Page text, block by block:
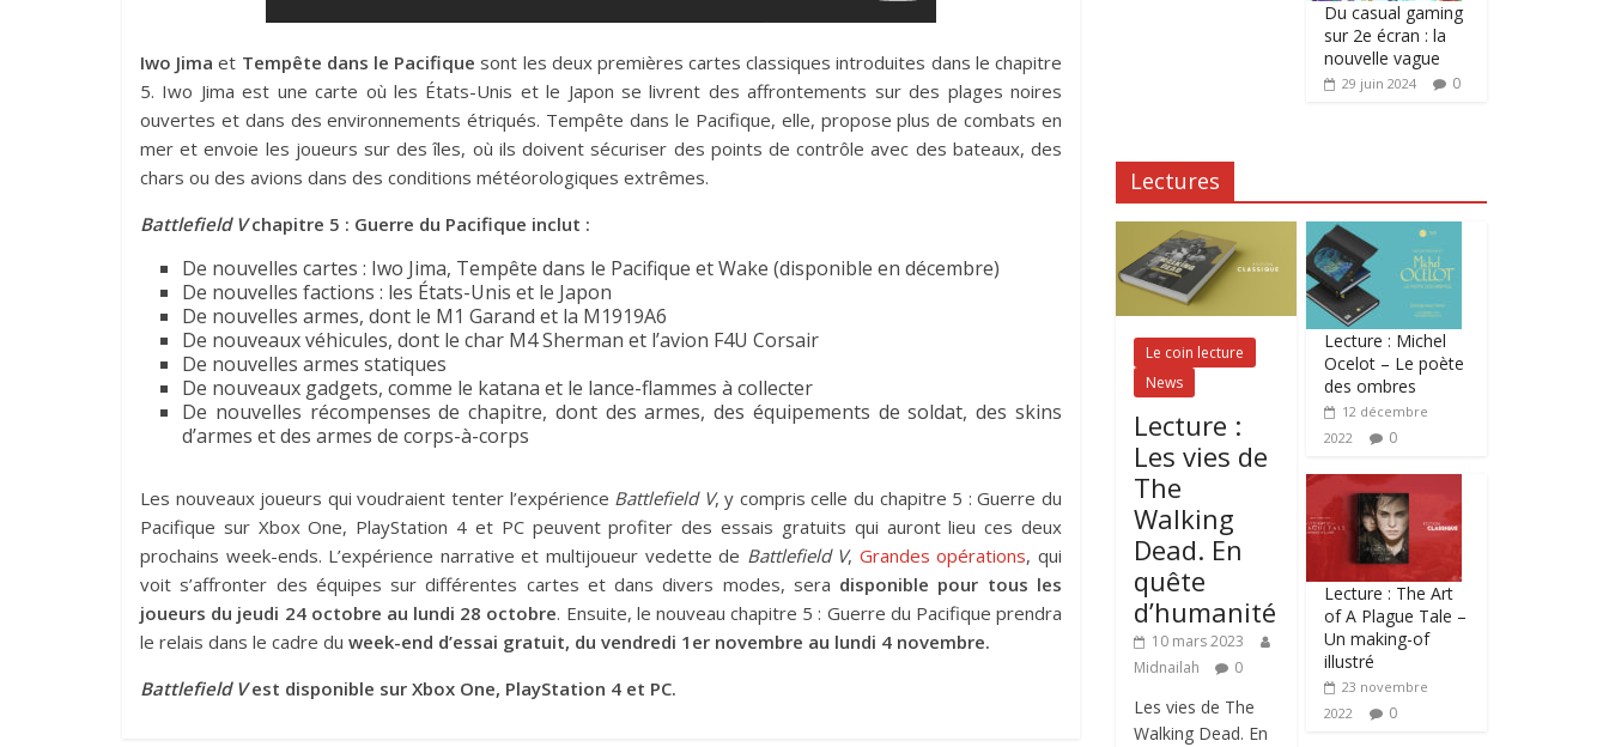
Iwo Jima et Tempête dans le Pacifique sont les deux premières cartes classiques introduites dans le chapitre
5. Iwo Jima est une carte où les États-Unis et le Japon se livrent des affrontements sur des plages noires
ouvertes et dans des environnements étriqués. Tempête dans le Pacifique, elle, propose plus de combats en
mer et envoie les joueurs sur des îles, où ils doivent sécuriser des points de contrôle avec des bateaux, des
chars ou des avions dans des conditions météorologiques extrêmes.
Battlefield Vchapitre 5 : Guerre du Pacifique inclut :
De nouvelles cartes : Iwo Jima, Tempête dans le Pacifique et Wake (disponible en décembre)
De nouvelles factions : les États-Unis et le Japon
De nouvelles armes, dont le M1 Garand et la M1919A6
De nouveaux véhicules, dont le char M4 Sherman et l’avion F4U Corsair
De nouvelles armes statiques
De nouveaux gadgets, comme le katana et le lance-flammes à collecter
De nouvelles récompenses de chapitre, dont des armes, des équipements de soldat, des skins
d’armes et des armes de corps-à-corps
Les nouveaux joueurs qui voudraient tenter l’expérience Battlefield V, y compris celle du chapitre 5 : Guerre du
Pacifique sur Xbox One, PlayStation 4 et PC peuvent profiter des essais gratuits qui auront lieu ces deux
prochains week-ends. L’expérience narrative et multijoueur vedette de Battlefield V, Grandes opérations, qui
voit s’affronter des équipes sur différentes cartes et dans divers modes, sera disponible pour tous les
joueurs du jeudi 24 octobre au lundi 28 octobre. Ensuite, le nouveau chapitre 5 : Guerre du Pacifique prendra
le relais dans le cadre du week-end d’essai gratuit, du vendredi 1er novembre au lundi 4 novembre.
Battlefield Vest disponible sur Xbox One, PlayStation 4 et PC.
Du casual gaming
sur 2e écran : la
nouvelle vague
29 juin 2024 0
Lectures
Le coin lecture
News
Lecture :
Les vies de
The
Walking
Dead. En
quête
d’humanité
10 mars 2023
Midnailah
0
Les vies de The
Walking Dead. En
Lecture : Michel
Ocelot – Le poète
des ombres
12 décembre
2022
0
Lecture : The Art
of A Plague Tale –
Un making-of
illustré
23 novembre
2022
0